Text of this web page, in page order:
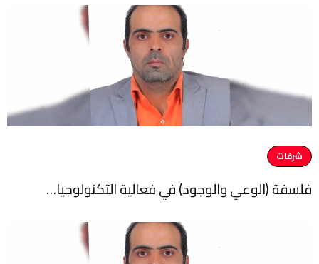
شرفات
فلسفة (الوعي والوجود) في فعالية التكنولوجيا…